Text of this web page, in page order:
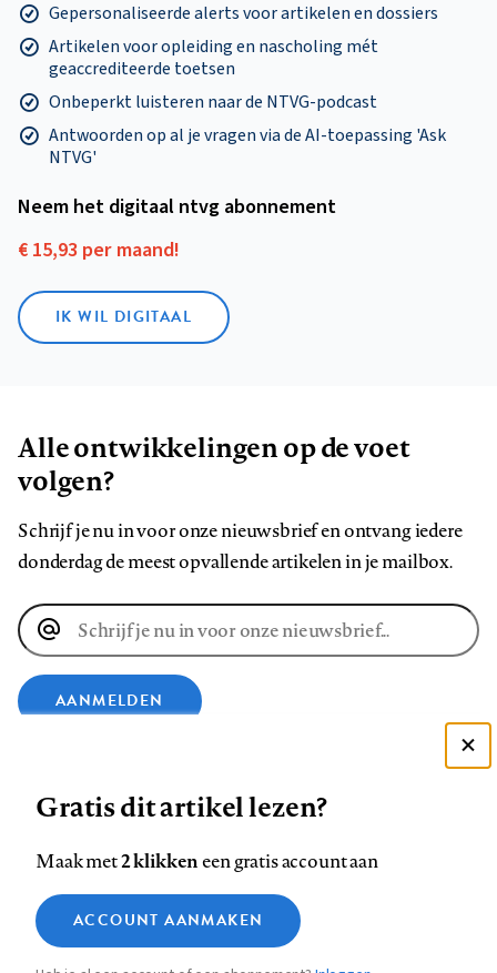
Gepersonaliseerde alerts voor artikelen en dossiers
Artikelen voor opleiding en nascholing mét
geaccrediteerde toetsen
Onbeperkt luisteren naar de NTVG-podcast
Antwoorden op al je vragen via de AI-toepassing 'Ask
NTVG'
Neem het digitaal ntvg abonnement
€ 15,93 per maand!
IK WIL DIGITAAL
Alle ontwikkelingen op de voet
volgen?
Schrijf je nu in voor onze nieuwsbrief en ontvang iedere
donderdag de meest opvallende artikelen in je mailbox.
E-
mailadres
AANMELDEN
op
Facebook
op
LinkedIn
op
Bluesky
ons
op
InstagramYouTube
Footer
Contact Colofon Disclaimer Privacy
Medische vragen verdienen
betrouwbare antwoorden
Zie onze cookie policy
Analytische cookies
Gratis dit artikel lezen?
Maak met2 klikkeneen gratis account aan
ACCOUNT AANMAKEN